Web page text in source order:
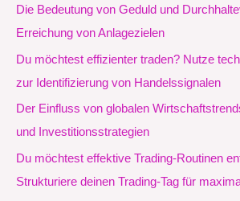
Die Bedeutung von Geduld und
Erreichung von Anlagezielen
Du möchtest effizienter traden? Nutze
zur Identifizierung von Handelssignalen
Der Einfluss von globalen
und Investitionsstrategien
Du möchtest effektive Trading-Routinen
Strukturiere deinen Trading-Tag für